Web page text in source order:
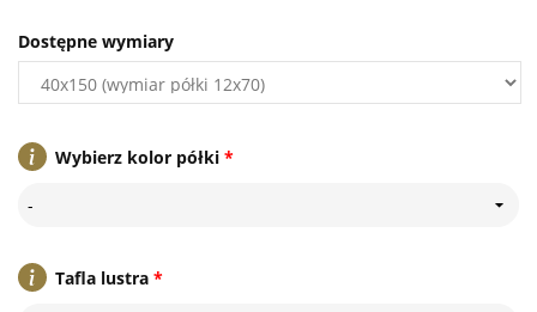
*
Wybierz kolor półki
-
*
Tafla lustra
Dostępne wymiary